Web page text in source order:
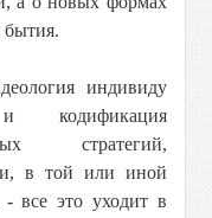
бытия.
индивиду
кодификация
стратегий,
и, в той или иной
- все это уходит в